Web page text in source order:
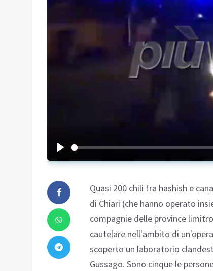
Quasi 200 chili fra hashish e
di Chiari (che hanno operato
compagnie delle province
cautelare nell'ambito di
scoperto un laboratorio
Gussago. Sono cinque le